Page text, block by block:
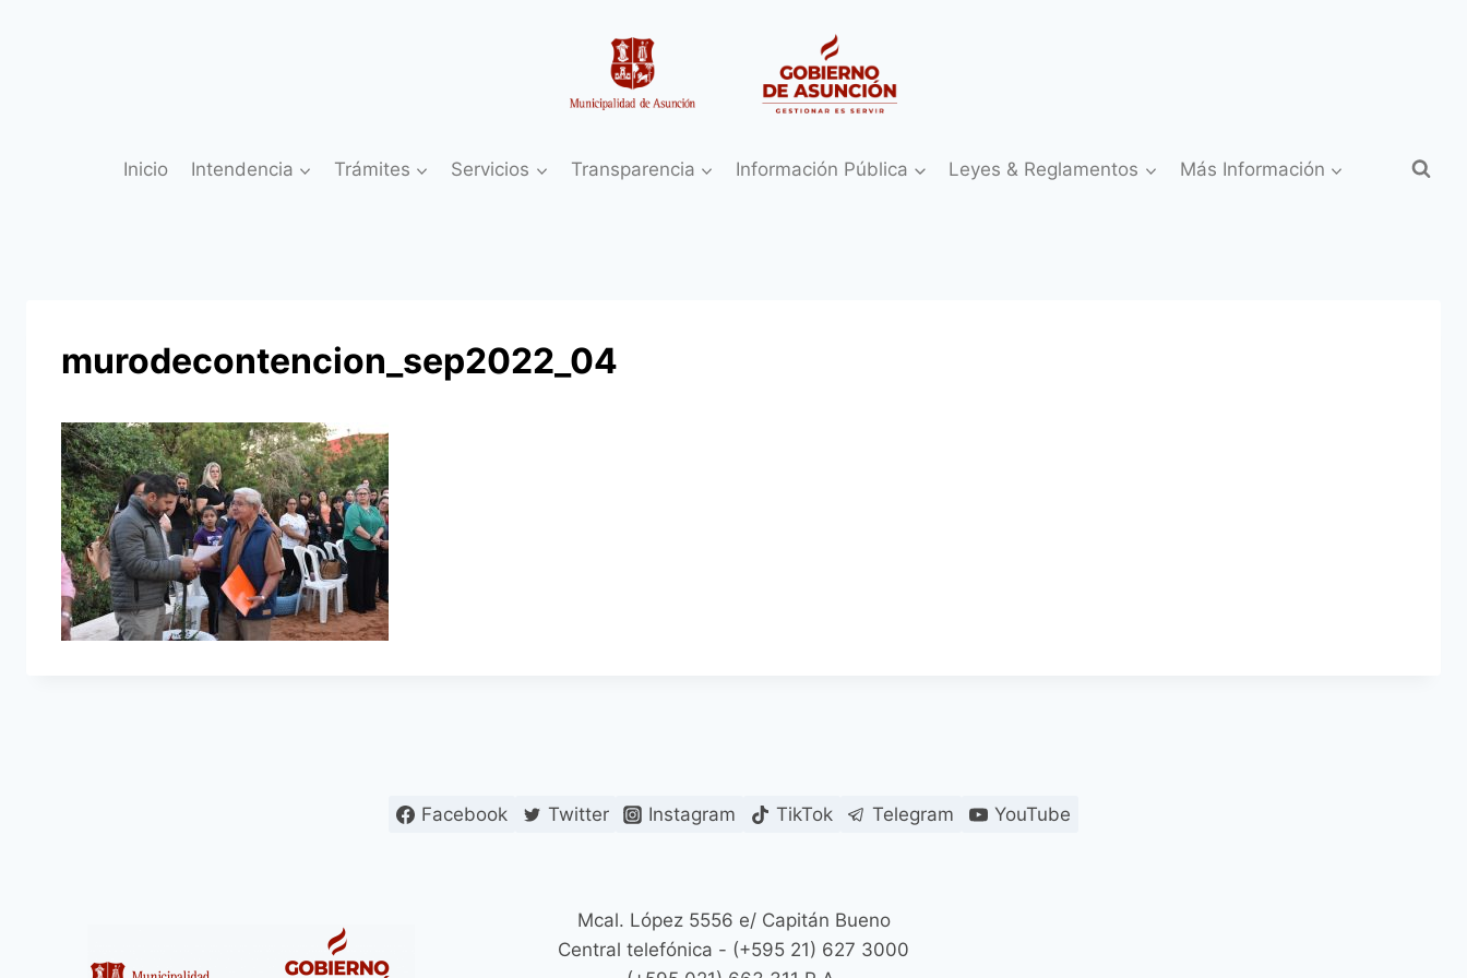
Inicio Intendencia Trámites Servicios Transparencia Información Pública Leyes & Reglamentos Más Información
murodecontencion_sep2022_04
Facebook Twitter Instagram TikTok Telegram YouTube
Mcal. López 5556 e/ Capitán Bueno
Central telefónica - (+595 21) 627 3000